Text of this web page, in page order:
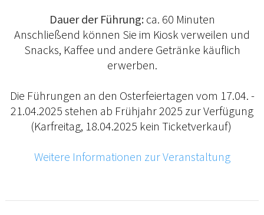
Dauer der Führung:ca. 60 Minuten
Anschließend können Sie im Kiosk verweilen und
Snacks, Kaffee und andere Getränke käuflich
erwerben.
Die Führungen an den Osterfeiertagen vom 17.04. -
21.04.2025 stehen ab Frühjahr 2025 zur Verfügung
(Karfreitag, 18.04.2025 kein Ticketverkauf)
Weitere Informationen zur Veranstaltung